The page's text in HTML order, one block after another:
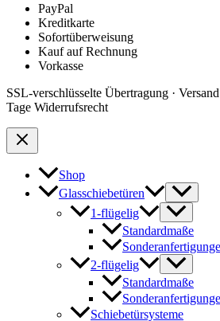
PayPal
Kreditkarte
Sofortüberweisung
Kauf auf Rechnung
Vorkasse
SSL-verschlüsselte Übertragung ·
Tage Widerrufsrecht
Shop
Glasschiebetüren
1-flügelig
Standardmaße
2-flügelig
Standardmaße
Schiebetürsysteme